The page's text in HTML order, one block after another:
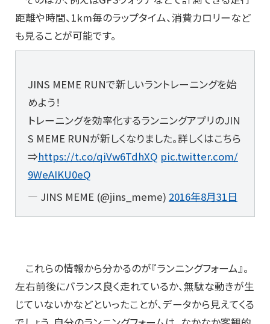
距離や時間、1km毎のラップタイム、消費カロリーなど
も見ることが可能です。
JINS MEME RUNで新しいラントレーニングを始
めよう！
トレーニングを効率化するランニングアプリのJIN
S MEME RUNが新しくなりました。詳しくはこちら
⇒https://t.co/qiVw6TdhXQ pic.twitter.com/
9WeAIKU0eQ
— JINS MEME (@jins_meme) 2016年8月31日
これらの情報から分かるのが『ランニングフォーム』。
左右前後にバランス良く走れているか、無駄な動きが生
じていないかなどといったことが、データから見えてくる